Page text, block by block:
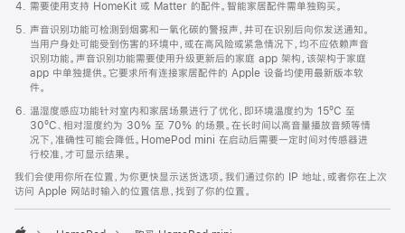
需要使用支持 HomeKit 或 Matter 的配件。智能家居配件需单独购买。
声音识别功能可检测到烟雾和一氧化碳的警报声，并可在识别后向你发送通知。
当用户身处可能受到伤害的环境中，或在高风险或紧急情况下，均不应依赖声音
识别功能。声音识别功能需要使用升级更新后的家庭 app 架构，该架构于家庭
app 中单独提供。它要求所有连接家居配件的 Apple 设备均使用最新版本软
件。
温湿度感应功能针对室内和家居场景进行了优化，即环境温度约为 15ºC 至
30ºC、相对湿度约为 30% 至 70% 的场景。在长时间以高音量播放音频等情
况下，准确性可能会降低。HomePod mini 在启动后需要一定时间对传感器进
行校准，才可显示结果。
我们会使用你所在位置，为你更快显示送货选项。我们通过你的 IP 地址，或者你在上次
访问 Apple 网站时输入的位置信息，找到了你的位置。